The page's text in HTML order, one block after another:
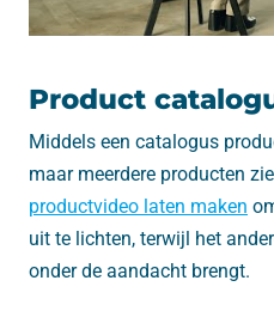
Product
Middels een catalogus
maar meerdere producten
productvideo laten maken
uit te lichten, terwijl het
onder de aandacht brengt.